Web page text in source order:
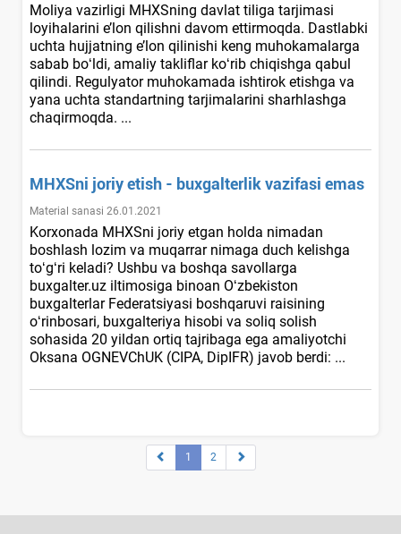
Moliya vazirligi MHXSning davlat tiliga tarjimasi
loyihalarini e’lon qilishni davom ettirmoqda. Dastlabki
uchta hujjatning e’lon qilinishi keng muhokamalarga
sabab boʻldi, amaliy takliflar koʻrib chiqishga qabul
qilindi. Regulyator muhokamada ishtirok etishga va
yana uchta standartning tarjimalarini sharhlashga
chaqirmoqda. ...
MHXSni joriy etish - buхgalterlik vazifasi emas
Material sanasi 26.01.2021
Korхonada MHXSni joriy etgan holda nimadan
boshlash lozim va muqarrar nimaga duch kelishga
toʻgʻri keladi? Ushbu va boshqa savollarga
buxgalter.uz iltimosiga binoan Oʻzbekiston
buхgalterlar Federatsiyasi boshqaruvi raisining
oʻrinbosari, buхgalteriya hisobi va soliq solish
sohasida 20 yildan ortiq tajribaga ega amaliyotchi
Oksana OGNEVChUK (CIPA, DipIFR) javob berdi: ...
1 2